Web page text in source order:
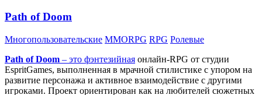
Path of Doom
Многопользовательские MMORPG RPG Ролевые
Path of Doom – это фэнтезийная онлайн-RPG от студии
EspritGames, выполненная в мрачной стилистике с упором на
развитие персонажа и активное взаимодействие с другими
игроками. Проект ориентирован как на любителей сюжетных